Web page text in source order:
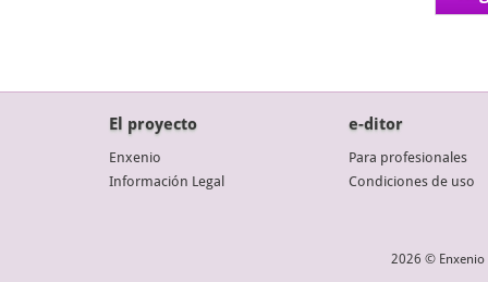
El proyecto
Enxenio
Información Legal
e-ditor
Para profesionales
Condiciones de uso
2026 © Enxenio